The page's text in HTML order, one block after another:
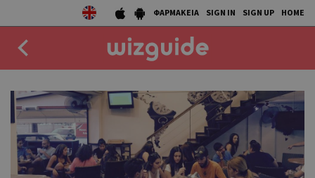
ΦΑΡΜΑΚΕΙΑ SIGN IN SIGN UP HOME
DRINK
50 BEST